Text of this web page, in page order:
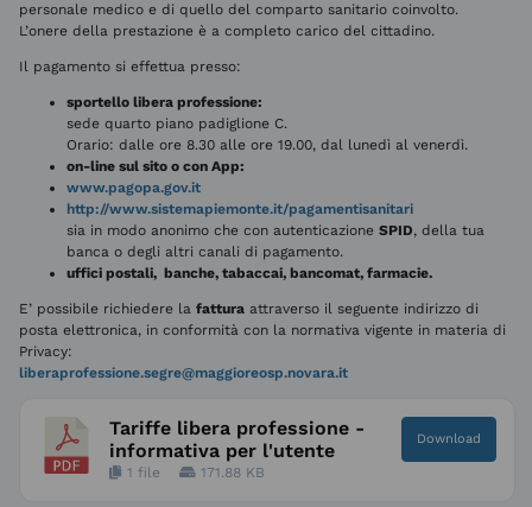
personale medico e di quello del comparto sanitario coinvolto.
L’onere della prestazione è a completo carico del cittadino.
Il pagamento si effettua presso:
sportello libera professione:
sede quarto piano padiglione C.
Orario: dalle ore 8.30 alle ore 19.00, dal lunedì al venerdì.
on-line sul sito o con App:
www.pagopa.gov.it
http://www.sistemapiemonte.it/pagamentisanitari
sia in modo anonimo che con autenticazione SPID, della tua
banca o degli altri canali di pagamento.
uffici postali, banche, tabaccai, bancomat, farmacie.
E’ possibile richiedere la fatturaattraverso il seguente indirizzo di
posta elettronica, in conformità con la normativa vigente in materia di
Privacy:
liberaprofessione.segre@maggioreosp.novara.it
Tariffe libera professione -
informativa per l'utente
1 file 171.88 KB
Download